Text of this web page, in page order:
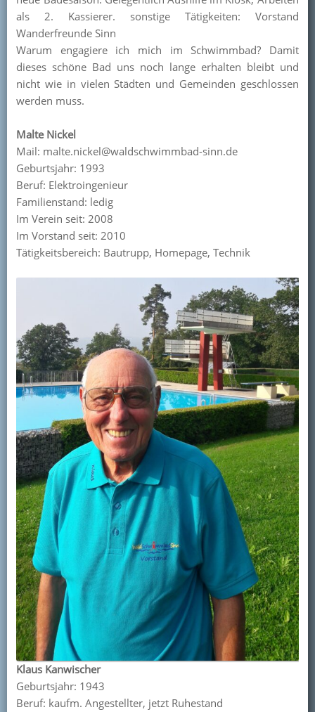
als 2. Kassierer. sonstige Tätigkeiten: Vorstand
Wanderfreunde Sinn
Warum engagiere ich mich im Schwimmbad? Damit
dieses schöne Bad uns noch lange erhalten bleibt und
nicht wie in vielen Städten und Gemeinden geschlossen
werden muss.
Malte Nickel
Mail: malte.nickel@waldschwimmbad-sinn.de
Geburtsjahr: 1993
Beruf: Elektroingenieur
Familienstand: ledig
Im Verein seit: 2008
Im Vorstand seit: 2010
Tätigkeitsbereich: Bautrupp, Homepage, Technik
Klaus Kanwischer
Geburtsjahr: 1943
Beruf: kaufm. Angestellter, jetzt Ruhestand